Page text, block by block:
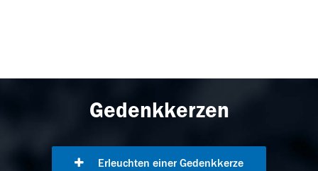
Gedenkkerzen
Erleuchten einer Gedenkkerze